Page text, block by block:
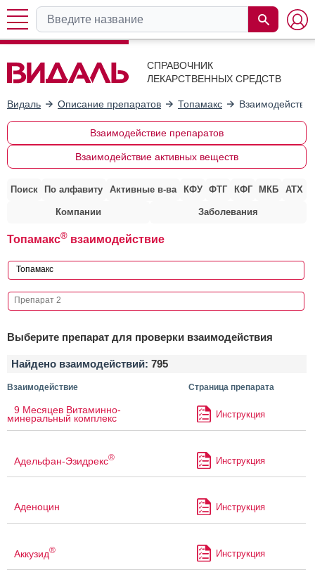
СПРАВОЧНИК
ЛЕКАРСТВЕННЫХ СРЕДСТВ
Видаль Описание препаратов Топамакс
Взаимодействие препаратов
Взаимодействие активных веществ
Поиск По алфавиту Активные в-ва КФУ ФТГ КФГ МКБ АТХ
Компании Заболевания
Топамакс® взаимодействие
Выберите препарат для проверки взаимодействия
Найдено взаимодействий: 795
Взаимодействие Страница препарата
9 Месяцев Витаминно-
минеральный комплекс Инструкция
Адельфан-Эзидрекс® Инструкция
Аденоцин Инструкция
Аккузид® Инструкция